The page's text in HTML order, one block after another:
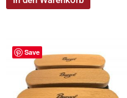
Save